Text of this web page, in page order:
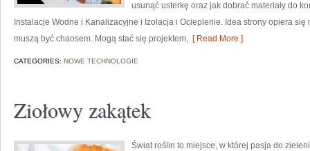
usunąć usterkę oraz jak dobrać materiały do
Instalacje Wodne i Kanalizacyjne i Izolacja i Ocieplenie. Idea strony opiera się
muszą być chaosem. Mogą stać się projektem, [ Read More ]
CATEGORIES: NOWE TECHNOLOGIE
Ziołowy zakątek
Świat roślin to miejsce, w której pasja do